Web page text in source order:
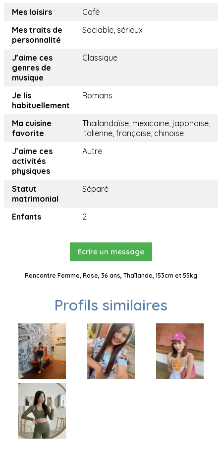
Mes loisirs
Café
Mes traits de
personnalité
Sociable, sérieux
J’aime ces
genres de
musique
Classique
Je lis
habituellement
Romans
Ma cuisine
favorite
Thailandaïse, mexicaine, japonaise,
italienne, française, chinoise
J’aime ces
activités
physiques
Autre
Statut
matrimonial
Séparé
Enfants 2
Ecrire un message
Rencontre Femme, Rose, 36 ans, Thaïlande, 153cm et 55kg
Profils similaires